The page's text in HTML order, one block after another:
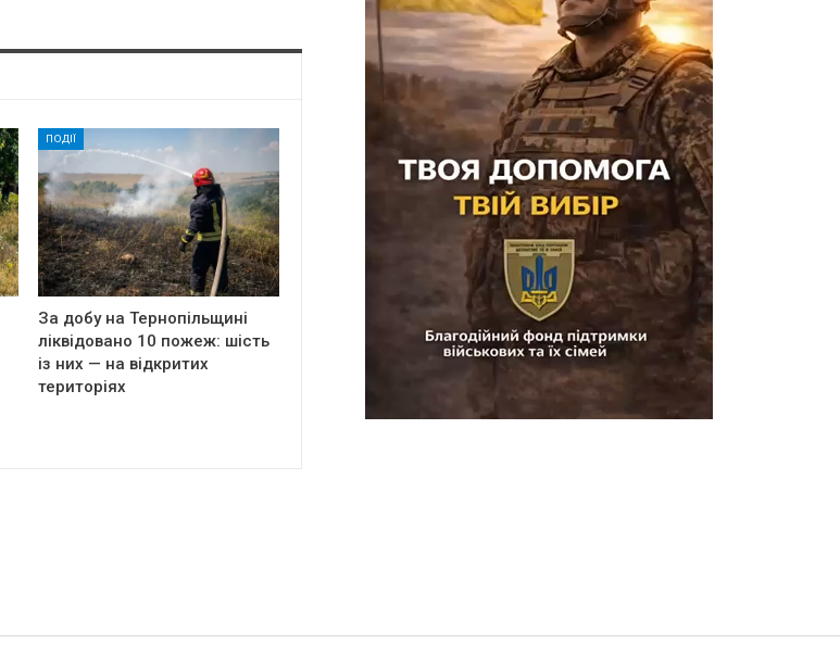
ПОДІЇ
За добу на Тернопільщині
ліквідовано 10 пожеж: шість
із них — на відкритих
територіях